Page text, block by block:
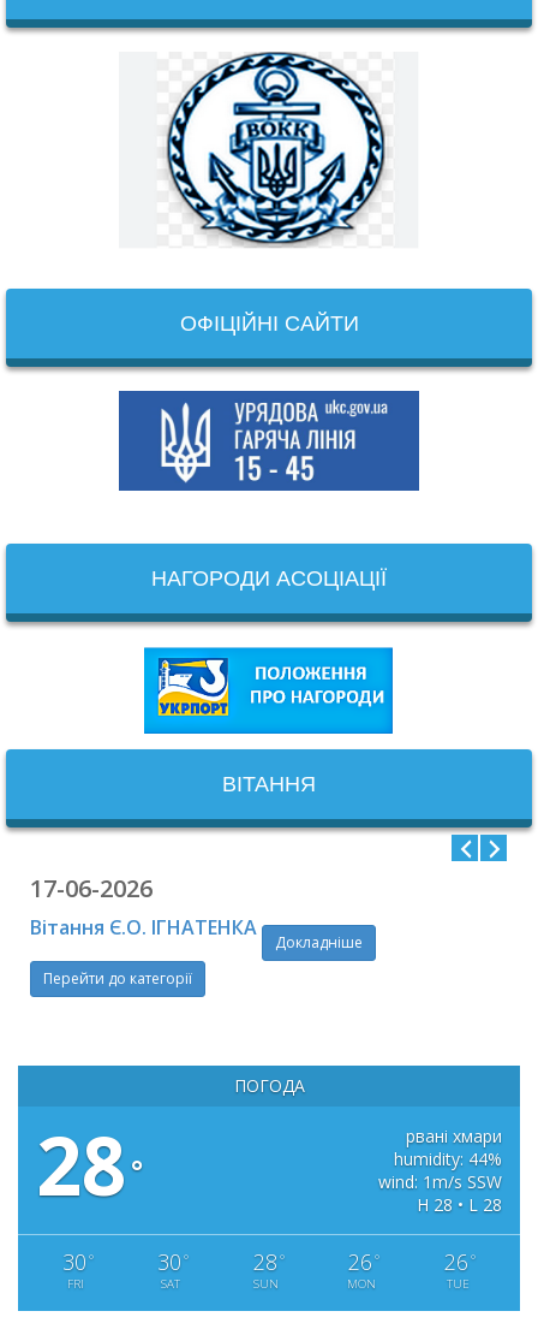
ОФІЦІЙНІ САЙТИ
НАГОРОДИ АСОЦІАЦІЇ
ВІТАННЯ
17-06-2026
Вітання Є.О. ІГНАТЕНКА
Докладніше
Перейти до категорії
ПОГОДА
28°
рвані хмари
humidity: 44%
wind: 1m/s SSW
H 28 • L 28
30 °
FRI
30 °
SAT
28 °
SUN
26 °
MON
26 °
TUE